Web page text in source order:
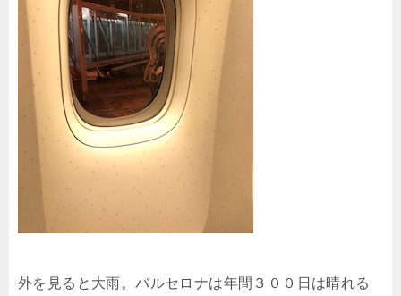
外を見ると大雨。バルセロナは年間３００日は晴れる